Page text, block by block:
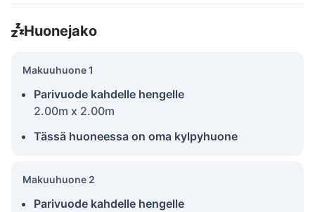
Huonejako
Makuuhuone 1
Parivuode kahdelle hengelle
2.00m x 2.00m
Tässä huoneessa on oma kylpyhuone
Makuuhuone 2
Parivuode kahdelle hengelle